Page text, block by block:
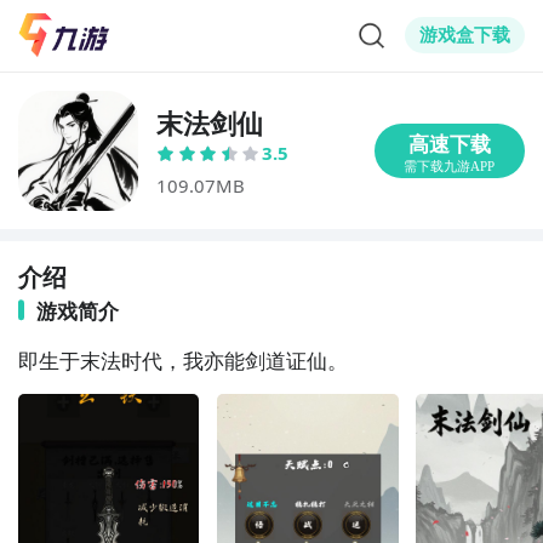
游戏盒下载
末法剑仙
3.5
109.07MB
介绍
游戏简介
即生于末法时代，我亦能剑道证仙。